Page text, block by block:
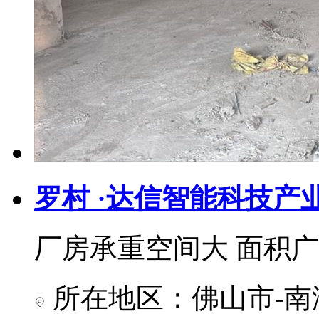
罗村 ·达信智能科技产
厂房承重空间大 面积广
所在地区：佛山市-